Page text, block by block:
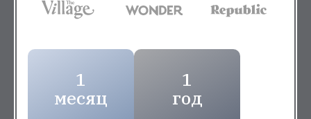
1
месяц
1
год